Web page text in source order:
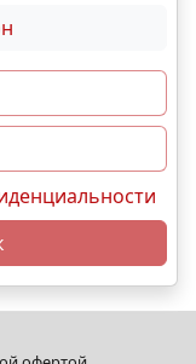
в
дворовое
и